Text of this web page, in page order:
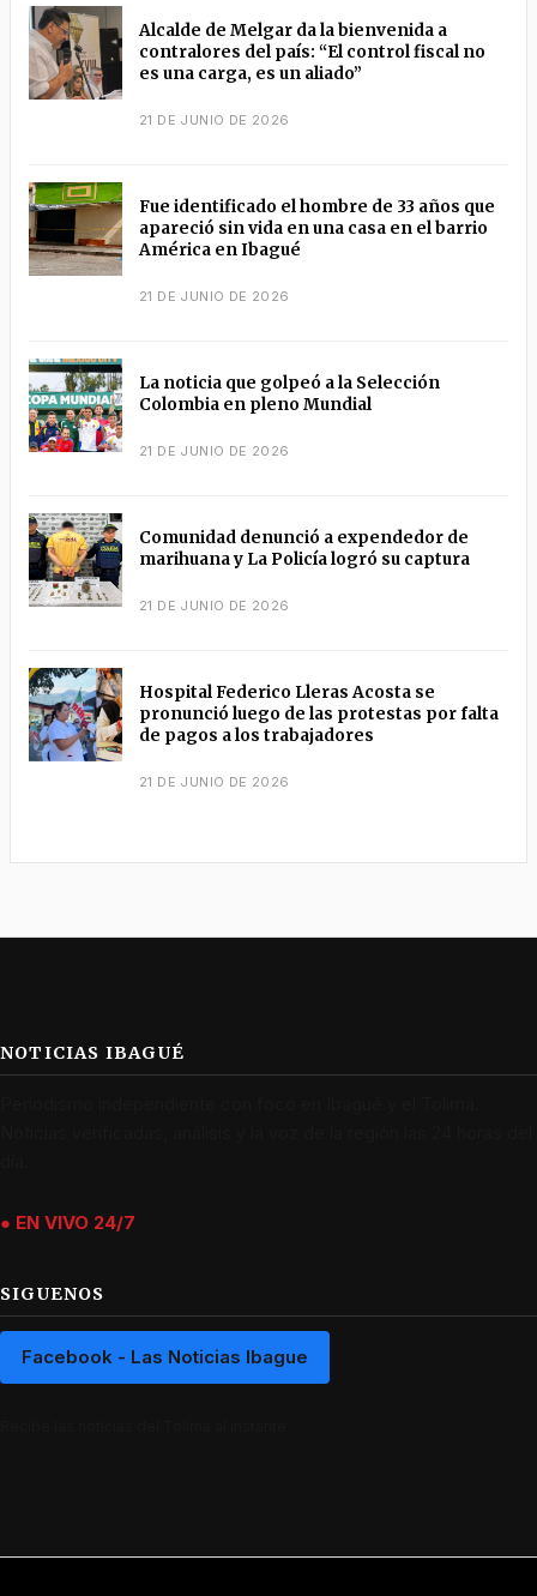
Alcalde de Melgar da la bienvenida a
contralores del país: “El control fiscal no
es una carga, es un aliado”
21 DE JUNIO DE 2026
Fue identificado el hombre de 33 años que
apareció sin vida en una casa en el barrio
América en Ibagué
21 DE JUNIO DE 2026
La noticia que golpeó a la Selección
Colombia en pleno Mundial
21 DE JUNIO DE 2026
Comunidad denunció a expendedor de
marihuana y La Policía logró su captura
21 DE JUNIO DE 2026
Hospital Federico Lleras Acosta se
pronunció luego de las protestas por falta
de pagos a los trabajadores
21 DE JUNIO DE 2026
NOTICIAS IBAGUÉ
● EN VIVO 24/7
SIGUENOS
Facebook - Las Noticias Ibague